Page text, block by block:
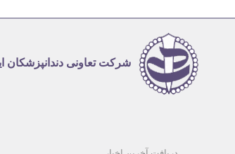
شرکت تعاونی دندانپزشکان